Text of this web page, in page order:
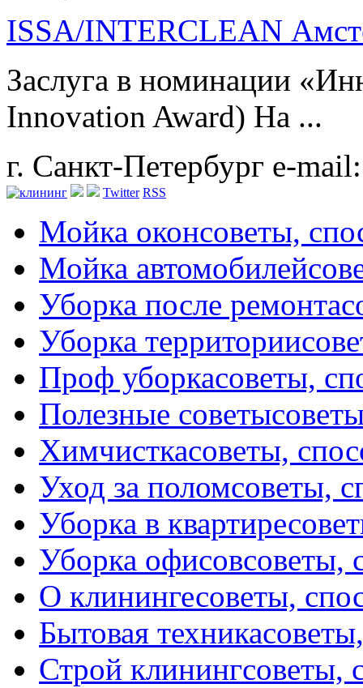
ISSA/INTERCLEAN
Заслуга в номинации
Innovation Award) На ...
г. Санкт-Петербург e-
Twitter RSS
Мойка оконсоветы,
Мойка автомобилей
Уборка после ремонта
Уборка территории
Проф уборкасоветы,
Полезные советы
Химчисткасоветы,
Уход за поломсоветы,
Уборка в квартире
Уборка офисовсоветы,
О клинингесоветы,
Бытовая техника
Строй клинингсоветы,